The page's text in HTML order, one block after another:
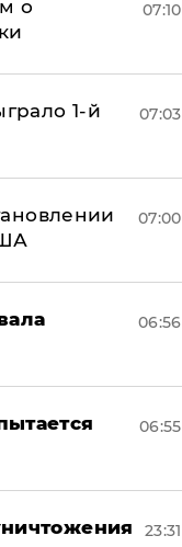
о
07:10
1-й
07:03
07:00
06:56
06:55
23:31